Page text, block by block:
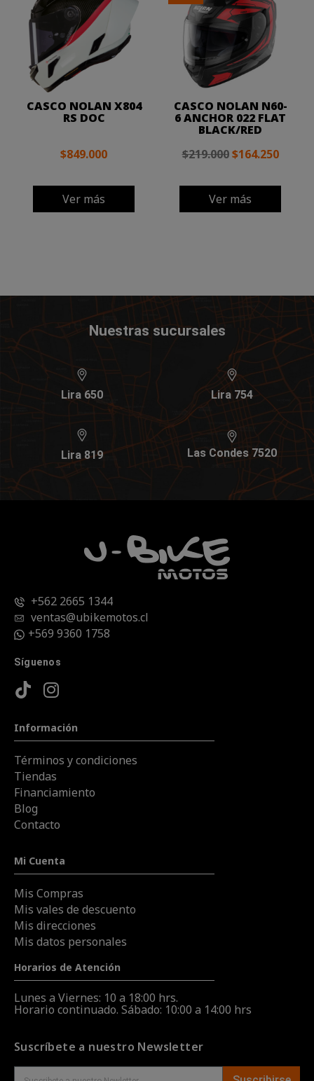
CASCO NOLAN X804
RS DOC
$849.000
Ver más
CASCO NOLAN N60-
6 ANCHOR 022 FLAT
BLACK/RED
$219.000 $164.250
Ver más
Nuestras sucursales
Lira 650 Lira 754
Lira 819 Las Condes 7520
+562 2665 1344
ventas@ubikemotos.cl
+569 9360 1758
Síguenos
Información
Términos y condiciones
Tiendas
Financiamiento
Blog
Contacto
Mi Cuenta
Mis Compras
Mis vales de descuento
Mis direcciones
Mis datos personales
Horarios de Atención
Lunes a Viernes: 10 a 18:00 hrs.
Horario continuado. Sábado: 10:00 a 14:00 hrs
Suscríbete a nuestro Newsletter